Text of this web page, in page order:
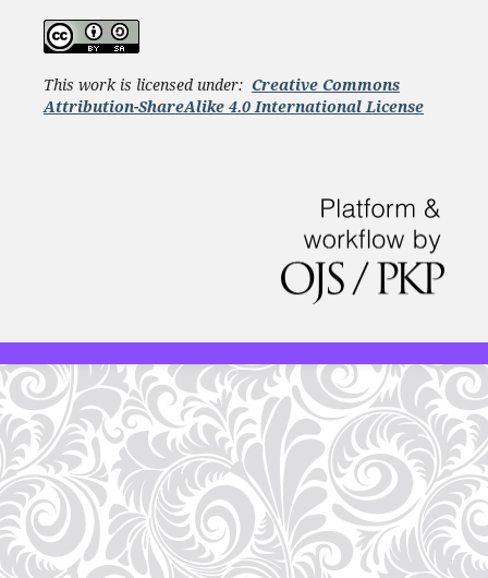
This work is licensed under: Creative Commons
Attribution-ShareAlike 4.0 International License